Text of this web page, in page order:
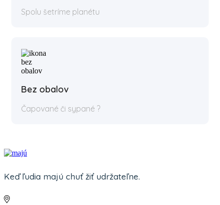
Spolu šetríme planétu
Bez obalov
Čapované či sypané ?
Keď ľudia majú chuť žiť udržateľne.